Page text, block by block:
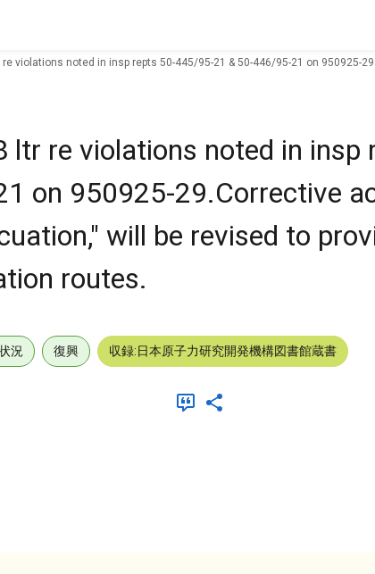
re violations noted in insp repts 50-445/95-21 & 50-446/95-21 on
ltr re violations noted in insp
on 950925-29.Corrective
will be revised to
routes.
況 復興 収録:日本原子力研究開発機構図書館蔵書